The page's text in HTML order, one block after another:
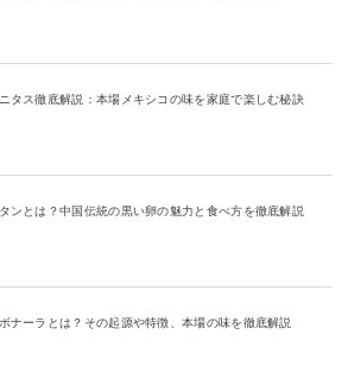
タス徹底解説：本場メキシコの味を家庭で楽しむ秘訣
ンとは？中国伝統の黒い卵の魅力と食べ方を徹底解説
ナーラとは？その起源や特徴、本場の味を徹底解説